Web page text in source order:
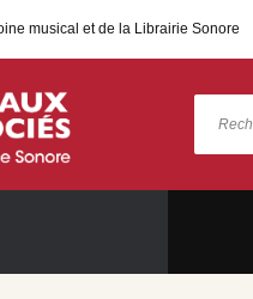
musical et de la Librairie Sonore